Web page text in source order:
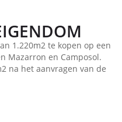
1.220m2 te kopen op een
Mazarron en Camposol.
na het aanvragen van de